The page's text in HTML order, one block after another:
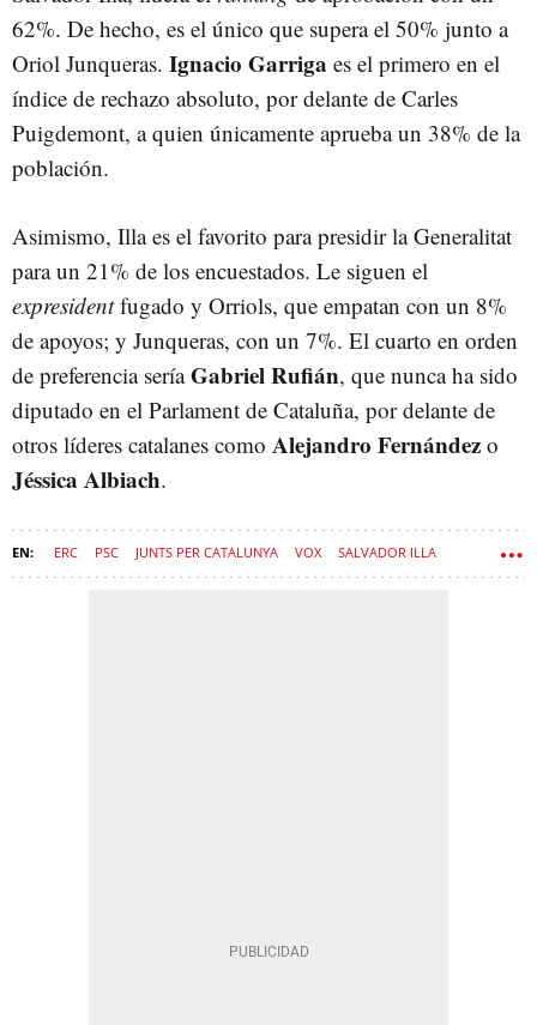
62%. De hecho, es el único que supera el 50% junto a
Oriol Junqueras. Ignacio Garriga es el primero en el
índice de rechazo absoluto, por delante de Carles
Puigdemont, a quien únicamente aprueba un 38% de la
población.
Asimismo, Illa es el favorito para presidir la Generalitat
para un 21% de los encuestados. Le siguen el
expresidentfugado y Orriols, que empatan con un 8%
de apoyos; y Junqueras, con un 7%. El cuarto en orden
de preferencia seríaGabriel Rufián, que nunca ha sido
diputado en el Parlament de Cataluña, por delante de
otros líderes catalanes como Alejandro Fernández o
Jéssica Albiach.
ERC PSC JUNTS PER CATALUNYA VOX SALVADOR ILLA